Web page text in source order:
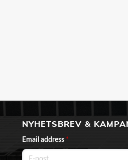
NYHETSBREV &
Email address *